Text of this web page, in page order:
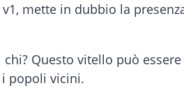
v1, mette in dubbio la
chi? Questo vitello può
popoli vicini.